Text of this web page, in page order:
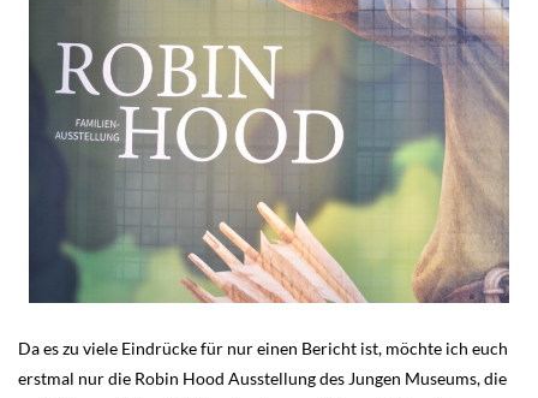
Da es zu viele Eindrücke für nur einen Bericht ist, möchte ich euch
erstmal nur die Robin Hood Ausstellung des Jungen Museums, die